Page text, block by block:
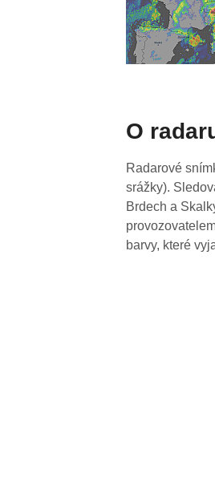
O
Radarové
srážky).
Brdech a
barvy, které